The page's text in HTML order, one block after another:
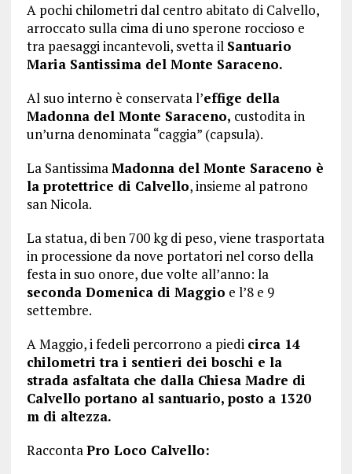
A pochi chilometri dal centro abitato di Calvello,
arroccato sulla cima di uno sperone roccioso e
tra paesaggi incantevoli, svetta il Santuario
Maria Santissima del Monte Saraceno.
Al suo interno è conservata l’effige della
Madonna del Monte Saraceno, custodita in
un’urna denominata “caggia” (capsula).
La SantissimaMadonna del Monte Saraceno è
la protettrice di Calvello, insieme al patrono
san Nicola.
La statua, di ben 700 kg di peso, viene trasportata
in processione da nove portatori nel corso della
festa in suo onore, due volte all’anno: la
seconda Domenica di Maggio e l’8 e 9
settembre.
A Maggio, i fedeli percorrono a piedi circa 14
chilometri tra i sentieri dei boschi e la
strada asfaltata che dalla Chiesa Madre di
Calvello portano al santuario, posto a 1320
m di altezza.
RaccontaPro Loco Calvello: